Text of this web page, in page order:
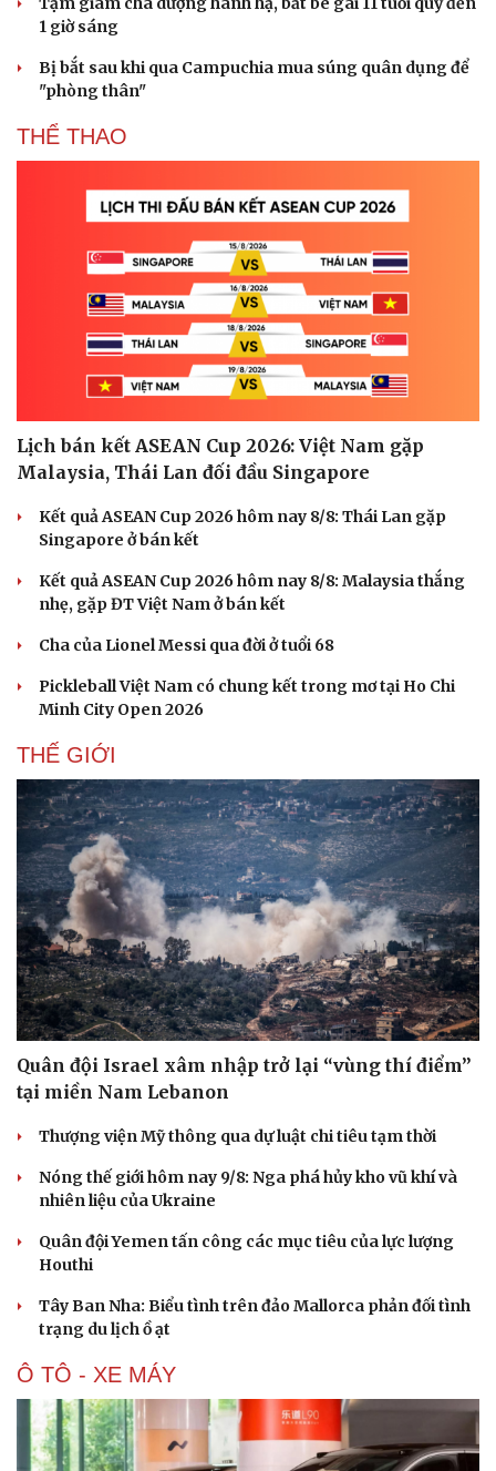
Podcast
Câu chuyện thời sự
Đọc truyện đêm khuya
Cửa sổ tình yêu
Kể chuyện cho bé
Hạt giống tâm hồn
1 giờ sáng
Bị bắt sau khi qua Campuchia mua súng quân dụng để
"phòng thân"
THỂ THAO
Lịch bán kết ASEAN Cup 2026: Việt Nam gặp
Malaysia, Thái Lan đối đầu Singapore
Kết quả ASEAN Cup 2026 hôm nay 8/8: Thái Lan gặp
Singapore ở bán kết
Kết quả ASEAN Cup 2026 hôm nay 8/8: Malaysia thắng
nhẹ, gặp ĐT Việt Nam ở bán kết
Cha của Lionel Messi qua đời ở tuổi 68
Pickleball Việt Nam có chung kết trong mơ tại Ho Chi
Minh City Open 2026
THẾ GIỚI
Quân đội Israel xâm nhập trở lại “vùng thí điểm”
tại miền Nam Lebanon
Thượng viện Mỹ thông qua dự luật chi tiêu tạm thời
Nóng thế giới hôm nay 9/8: Nga phá hủy kho vũ khí và
nhiên liệu của Ukraine
Quân đội Yemen tấn công các mục tiêu của lực lượng
Houthi
Tây Ban Nha: Biểu tình trên đảo Mallorca phản đối tình
trạng du lịch ồ ạt
Ô TÔ - XE MÁY